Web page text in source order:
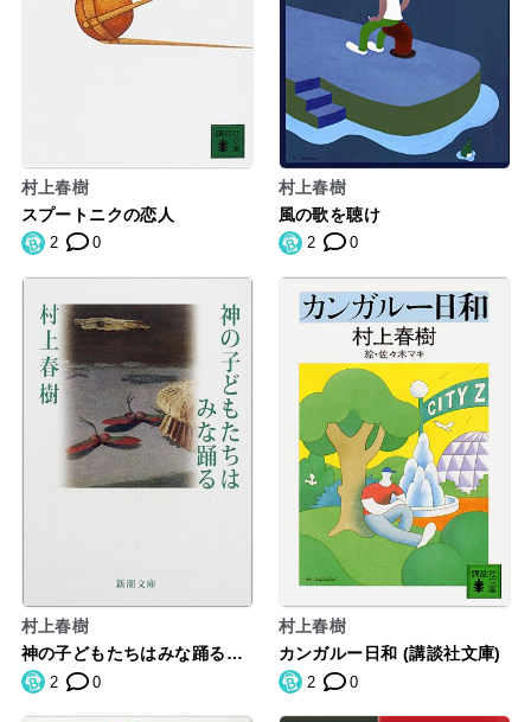
村上春樹
スプートニクの恋人
2 0
村上春樹
風の歌を聴け
2 0
村上春樹
神の子どもたちはみな踊る
(新潮文庫)
2 0
村上春樹
カンガルー日和 (講談社文庫)
2 0